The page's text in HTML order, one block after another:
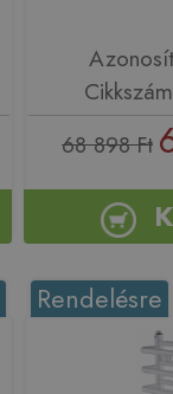
68 898 Ft
Rendelésre